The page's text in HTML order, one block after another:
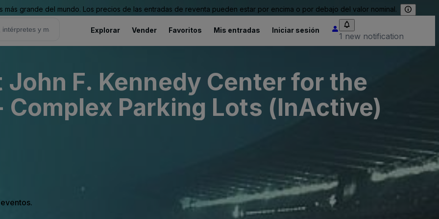
grande del mundo. Los precios de las entradas de reventa pueden estar por encima o por debajo del valor nominal.
Explorar Vender Favoritos Mis entradas Iniciar sesión
1 new notification
F. Kennedy Center for the
Parking Lots (InActive)